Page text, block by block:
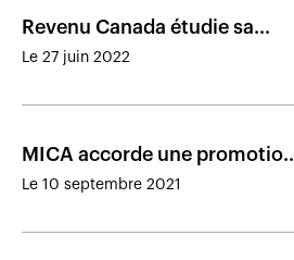
Revenu Canada étudie sa
position sur la taxe aux agents
Le 27 juin 2022
MICA accorde une promotion
à l’un de ses cadres
Le 10 septembre 2021